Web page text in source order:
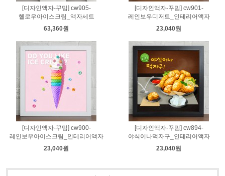
[디자인액자-꾸밈] cw905-
헬로우아이스크림_액자세트
63,360원
[디자인액자-꾸밈] cw901-
레인보우디저트_인테리어액자
23,040원
[디자인액자-꾸밈] cw900-
레인보우아이스크림_인테리어액자
23,040원
[디자인액자-꾸밈] cw894-
야식이나먹자구_인테리어액자
23,040원